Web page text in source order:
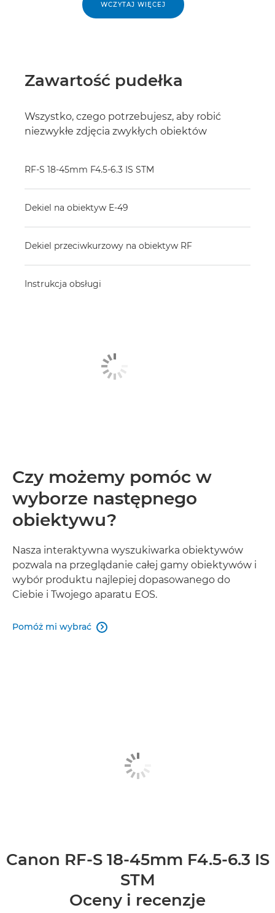
WCZYTAJ WIĘCEJ
Zawartość pudełka
Wszystko, czego potrzebujesz, aby robić
niezwykłe zdjęcia zwykłych obiektów
RF-S 18-45mm F4.5-6.3 IS STM
Dekiel na obiektyw E-49
Dekiel przeciwkurzowy na obiektyw RF
Instrukcja obsługi
Czy możemy pomóc w
wyborze następnego
obiektywu?
Nasza interaktywna wyszukiwarka obiektywów
pozwala na przeglądanie całej gamy obiektywów i
wybór produktu najlepiej dopasowanego do
Ciebie i Twojego aparatu EOS.
Pomóż mi wybrać 
Canon RF-S 18-45mm F4.5-6.3 IS
STM
Oceny i recenzje